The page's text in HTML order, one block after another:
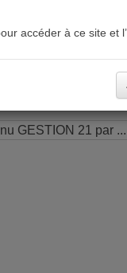
accéder à ce site et